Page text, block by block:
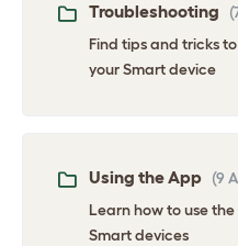
Troubleshooting
Find tips and tricks
your Smart device
Using the App
(9
Learn how to use
Smart devices